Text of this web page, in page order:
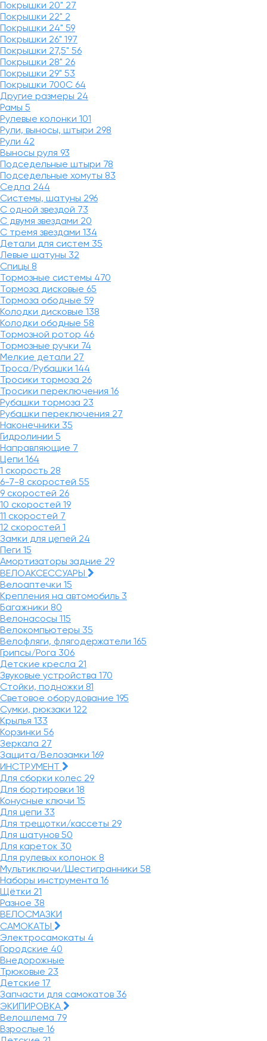
Покрышки 20" 27
Покрышки 22" 2
Покрышки 24" 59
Покрышки 26" 197
Покрышки 27,5" 56
Покрышки 28" 26
Покрышки 29" 53
Покрышки 700C 64
Другие размеры 24
Рамы 5
Рулевые колонки 101
Рули, выносы, штыри 298
Рули 42
Выносы руля 93
Подседельные штыри 78
Подседельные хомуты 83
Седла 244
Системы, шатуны 296
С одной звездой 73
С двумя звездами 20
С тремя звездами 134
Детали для систем 35
Левые шатуны 32
Спицы 8
Тормозные системы 470
Тормоза дисковые 65
Тормоза ободные 59
Колодки дисковые 138
Колодки ободные 58
Тормозной ротор 46
Тормозные ручки 74
Мелкие детали 27
Троса/Рубашки 144
Тросики тормоза 26
Тросики переключения 16
Рубашки тормоза 23
Рубашки переключения 27
Наконечники 35
Гидролинии 5
Направляющие 7
Цепи 164
1 скорость 28
6-7-8 скоростей 55
9 скоростей 26
10 скоростей 19
11 скоростей 7
12 скоростей 1
Замки для цепей 24
Пеги 15
Амортизаторы задние 29
ВЕЛОАКСЕССУАРЫ
Велоаптечки 15
Крепления на автомобиль 3
Багажники 80
Велонасосы 115
Велокомпьютеры 35
Велофляги, флягодержатели 165
Грипсы/Рога 306
Детские кресла 21
Звуковые устройства 170
Стойки, подножки 81
Световое оборудование 195
Сумки, рюкзаки 122
Крылья 133
Корзинки 56
Зеркала 27
Защита/Велозамки 169
ИНСТРУМЕНТ
Для сборки колес 29
Для бортировки 18
Конусные ключи 15
Для цепи 33
Для трещотки/кассеты 29
Для шатунов 50
Для кареток 30
Для рулевых колонок 8
Мультиключи/Шестигранники 58
Наборы инструмента 16
Щётки 21
Разное 38
ВЕЛОСМАЗКИ
САМОКАТЫ
Электросамокаты 4
Городские 40
Внедорожные
Трюковые 23
Детские 17
Запчасти для самокатов 36
ЭКИПИРОВКА
Велошлема 79
Взрослые 16